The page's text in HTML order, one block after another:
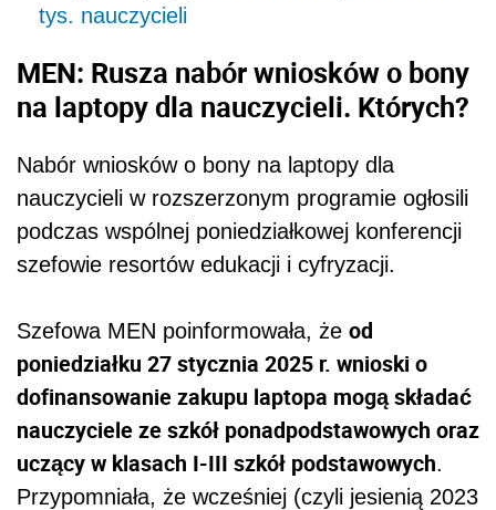
tys. nauczycieli
MEN: Rusza nabór wniosków o bony
na laptopy dla nauczycieli. Których?
Nabór wniosków o bony na laptopy dla
nauczycieli w rozszerzonym programie ogłosili
podczas wspólnej poniedziałkowej konferencji
szefowie resortów edukacji i cyfryzacji.
Szefowa MEN poinformowała, że od
poniedziałku 27 stycznia 2025 r. wnioski o
dofinansowanie zakupu laptopa mogą składać
nauczyciele ze szkół ponadpodstawowych oraz
uczący w klasach I-III szkół podstawowych.
Przypomniała, że wcześniej (czyli jesienią 2023